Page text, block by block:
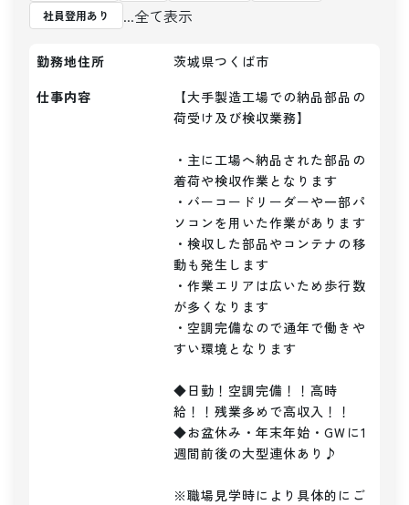
社員登用あり
...全て表示
勤務地住所
茨城県つくば市
仕事内容
【大手製造工場での納品部品の
荷受け及び検収業務】
・主に工場へ納品された部品の
着荷や検収作業となります
・バーコードリーダーや一部パ
ソコンを用いた作業があります
・検収した部品やコンテナの移
動も発生します
・作業エリアは広いため歩行数
が多くなります
・空調完備なので通年で働きや
すい環境となります
◆日勤！空調完備！！高時
給！！残業多めで高収入！！
◆お盆休み・年末年始・GWに1
週間前後の大型連休あり♪
※職場見学時により具体的にご